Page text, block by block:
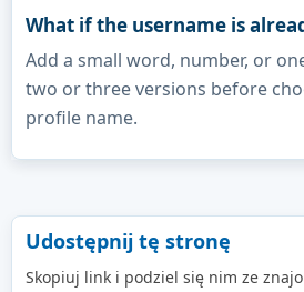
What if the username is
Add a small word, number, or
two or three versions before
profile name.
Udostępnij tę stronę
Skopiuj link i podziel się nim ze